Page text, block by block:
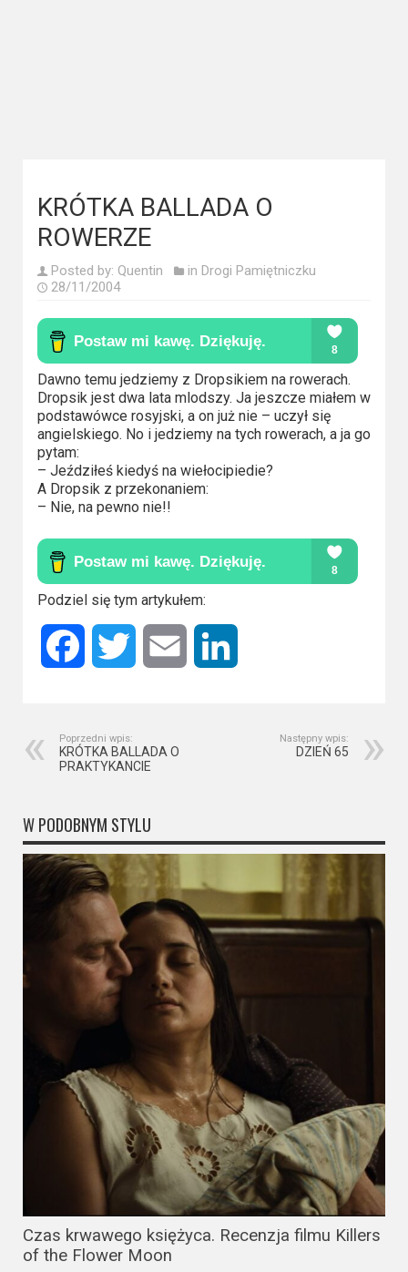
dokumentalne
Horrory
Kino
azjatyckie
Kino
europejskie
Kino
polskie
Komedie
Korea
Południowa
Filmy
oparte
na
faktach
Streaming
Prime
Video
Apple
TV
Disney+
Netflix
Showtime
Podsumowania
2023
KRÓTKA BALLADA O
ROWERZE
Posted by: Quentin in Drogi Pamiętniczku
28/11/2004
Dawno temu jedziemy z Dropsikiem na rowerach.
Dropsik jest dwa lata mlodszy. Ja jeszcze miałem w
podstawówce rosyjski, a on już nie – uczył się
angielskiego. No i jedziemy na tych rowerach, a ja go
pytam:
– Jeździłeś kiedyś na wiełocipiedie?
A Dropsik z przekonaniem:
– Nie, na pewno nie!!
Podziel się tym artykułem:
Facebook Twitter Email
Poprzedni wpis:
KRÓTKA BALLADA O
PRAKTYKANCIE
Następny wpis:
DZIEŃ 65
W PODOBNYM STYLU
Czas krwawego księżyca. Recenzja filmu Killers
of the Flower Moon